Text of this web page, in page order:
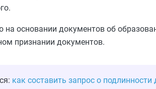
основании документов об
признании документов.
как составить запрос о